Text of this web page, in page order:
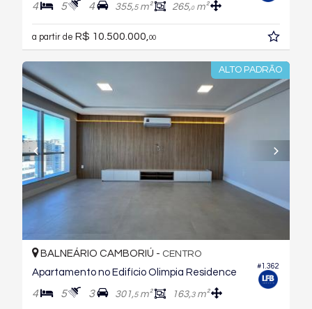
4 5 4 355,5m² 265,0m²
a partir de R$ 10.500.000,00
ALTO PADRÃO
#1.362
BALNEÁRIO CAMBORIÚ - CENTRO
Apartamento no Edifício Olimpia Residence
4 5 3 301,5m² 163,3m²